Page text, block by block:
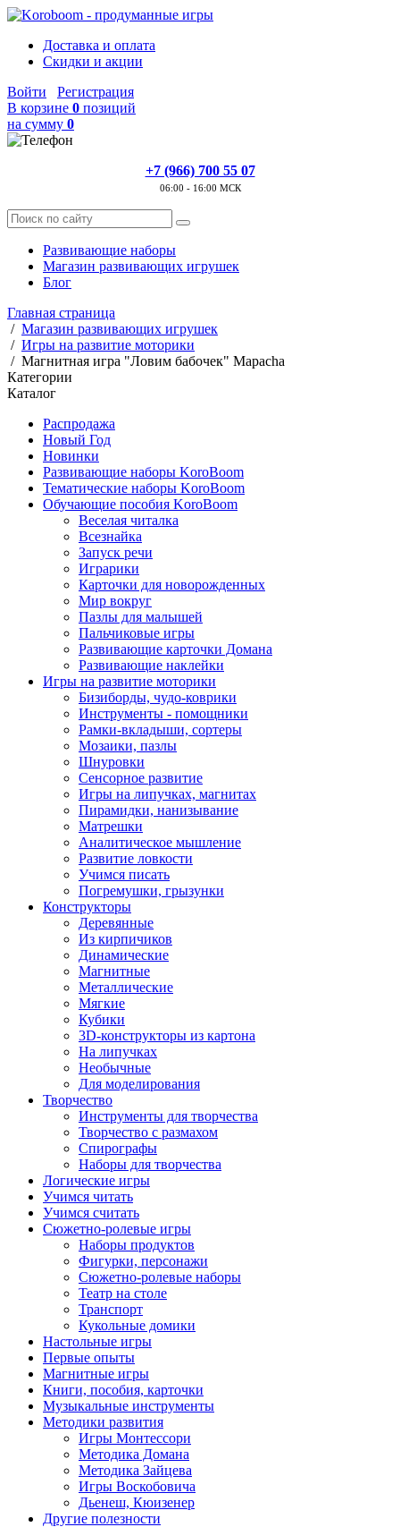
Доставка и оплата
Скидки и акции
Войти
Регистрация
В корзине 0 позиций
на сумму 0
+7 (966) 700 55 07
06:00 - 16:00 МСК
Развивающие наборы
Магазин развивающих игрушек
Блог
Главная страница
/ Магазин развивающих игрушек
/ Игры на развитие моторики
/ Магнитная игра "Ловим бабочек" Mapacha
Категории
Каталог
Распродажа
Новый Год
Новинки
Развивающие наборы KoroBoom
Тематические наборы KoroBoom
Обучающие пособия KoroBoom
Веселая читалка
Всезнайка
Запуск речи
Играрики
Карточки для новорожденных
Мир вокруг
Пазлы для малышей
Пальчиковые игры
Развивающие карточки Домана
Развивающие наклейки
Игры на развитие моторики
Бизиборды, чудо-коврики
Инструменты - помощники
Рамки-вкладыши, сортеры
Мозаики, пазлы
Шнуровки
Сенсорное развитие
Игры на липучках, магнитах
Пирамидки, нанизывание
Матрешки
Аналитическое мышление
Развитие ловкости
Учимся писать
Погремушки, грызунки
Конструкторы
Деревянные
Из кирпичиков
Динамические
Магнитные
Металлические
Мягкие
Кубики
3D-конструкторы из картона
На липучках
Необычные
Для моделирования
Творчество
Инструменты для творчества
Творчество с размахом
Спирографы
Наборы для творчества
Логические игры
Учимся читать
Учимся считать
Сюжетно-ролевые игры
Наборы продуктов
Фигурки, персонажи
Сюжетно-ролевые наборы
Театр на столе
Транспорт
Кукольные домики
Настольные игры
Первые опыты
Магнитные игры
Книги, пособия, карточки
Музыкальные инструменты
Методики развития
Игры Монтессори
Методика Домана
Методика Зайцева
Игры Воскобовича
Дьенеш, Кюизенер
Другие полезности